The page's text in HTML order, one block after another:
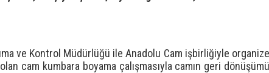
ve Kontrol Müdürlüğü ile Anadolu Cam işbirliğiyle organize
cam kumbara boyama çalışmasıyla camın geri dönüşümü